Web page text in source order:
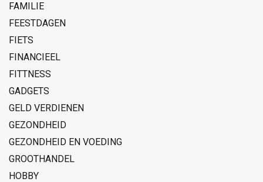
FAMILIE
FEESTDAGEN
FIETS
FINANCIEEL
FITTNESS
GADGETS
GELD VERDIENEN
GEZONDHEID
GEZONDHEID EN VOEDING
GROOTHANDEL
HOBBY